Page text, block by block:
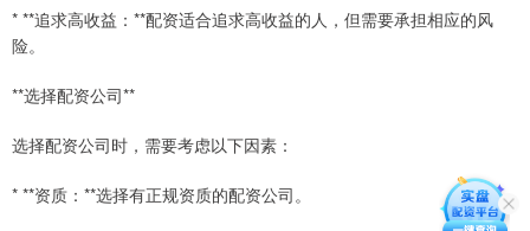
* **追求高收益：**配资适合追求高收益的人，但需要承担相应的风
险。
**选择配资公司**
选择配资公司时，需要考虑以下因素：
* **资质：**选择有正规资质的配资公司。